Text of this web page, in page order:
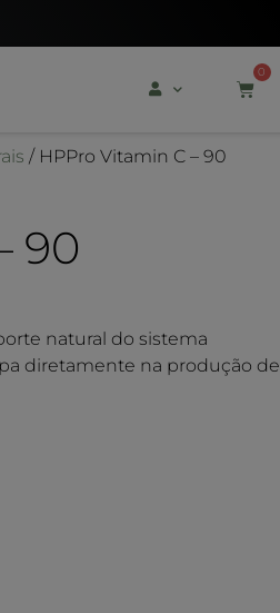
0
/ HPPro Vitamin C – 90
90
natural do sistema
diretamente na produção de